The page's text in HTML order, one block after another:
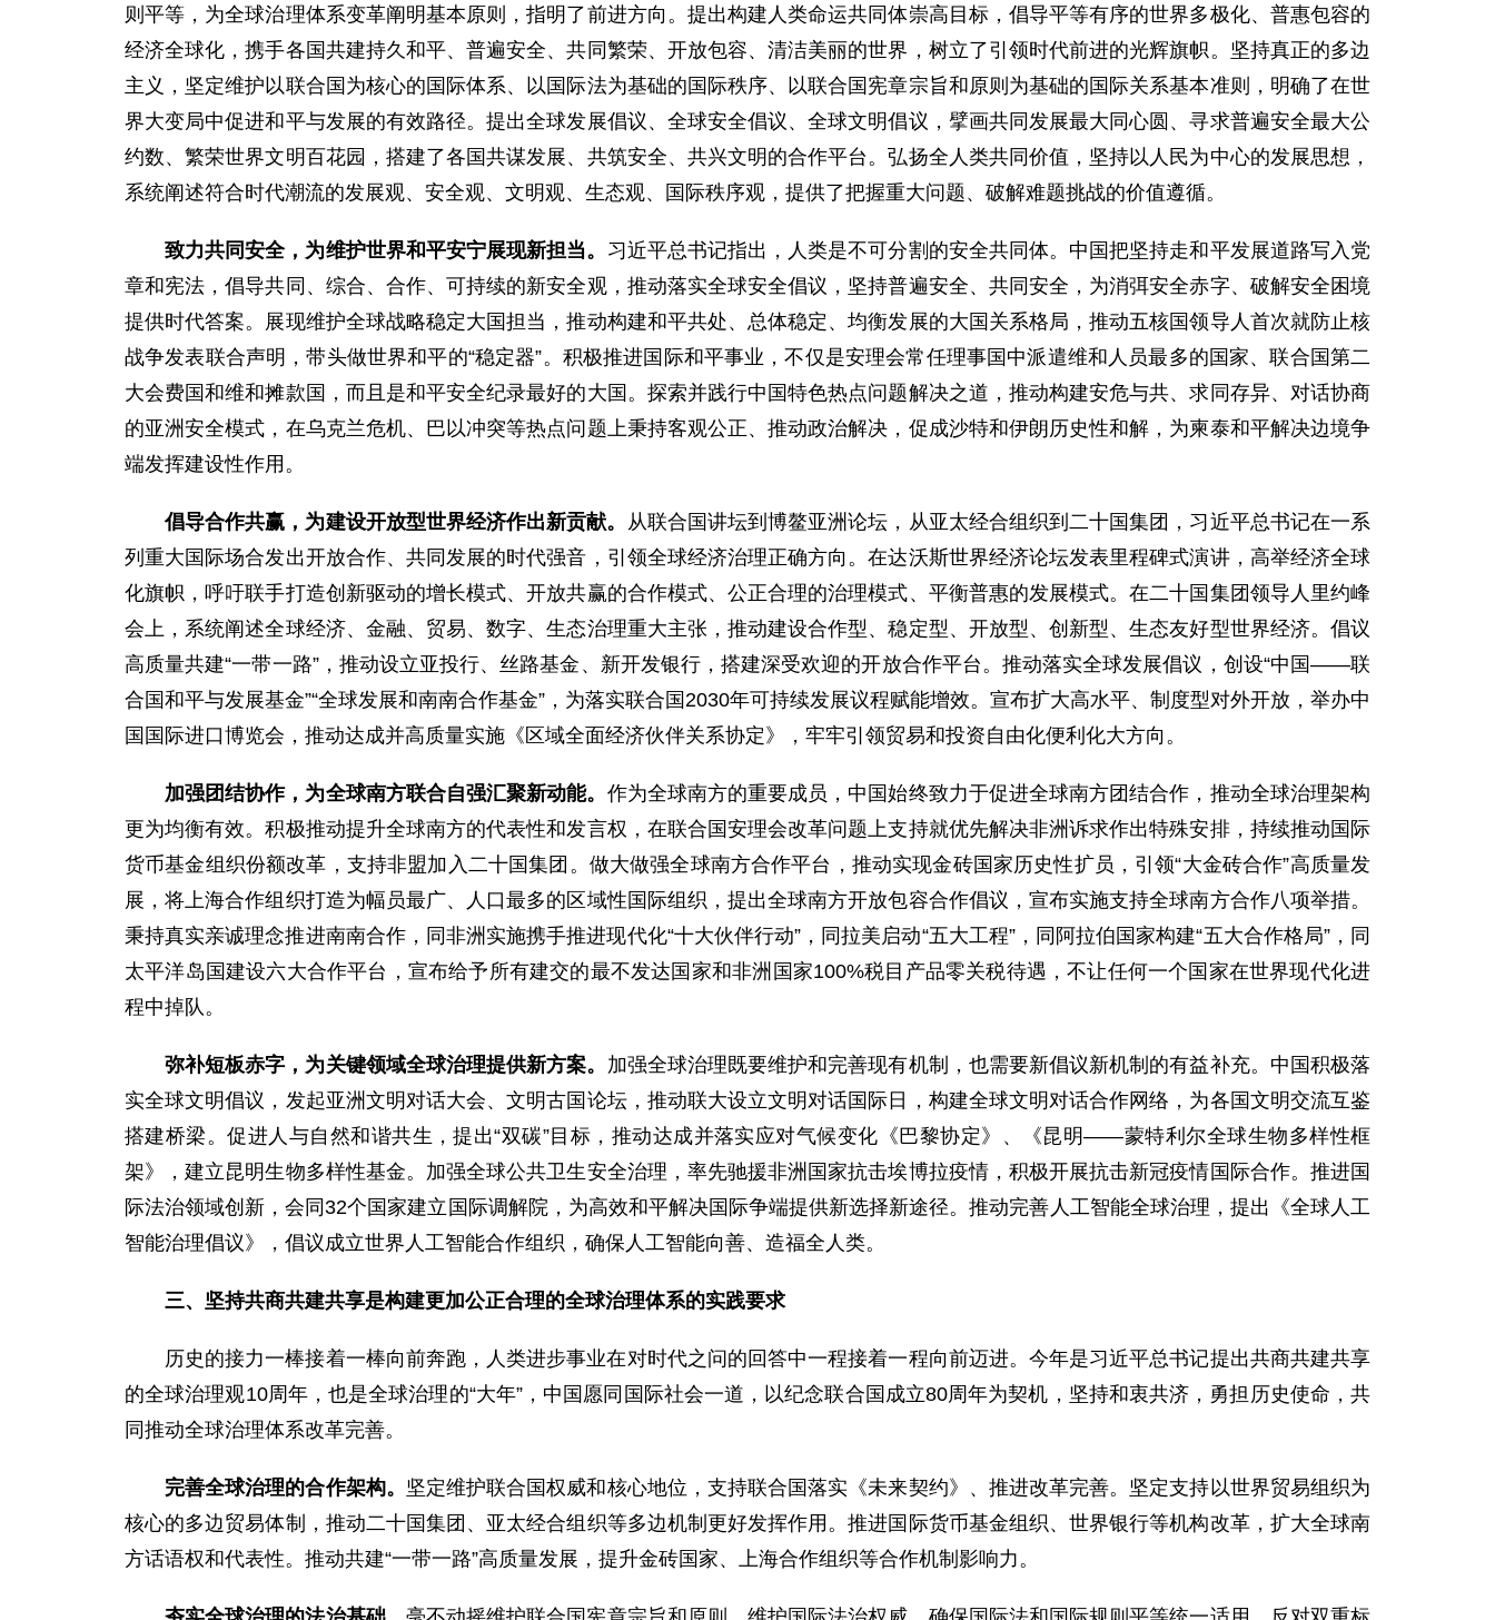
则平等，为全球治理体系变革阐明基本原则，指明了前进方向。提出构建人类命运共同体崇高目标，倡导平等有序的世界多极化、普惠包容的
经济全球化，携手各国共建持久和平、普遍安全、共同繁荣、开放包容、清洁美丽的世界，树立了引领时代前进的光辉旗帜。坚持真正的多边
主义，坚定维护以联合国为核心的国际体系、以国际法为基础的国际秩序、以联合国宪章宗旨和原则为基础的国际关系基本准则，明确了在世
界大变局中促进和平与发展的有效路径。提出全球发展倡议、全球安全倡议、全球文明倡议，擘画共同发展最大同心圆、寻求普遍安全最大公
约数、繁荣世界文明百花园，搭建了各国共谋发展、共筑安全、共兴文明的合作平台。弘扬全人类共同价值，坚持以人民为中心的发展思想，
系统阐述符合时代潮流的发展观、安全观、文明观、生态观、国际秩序观，提供了把握重大问题、破解难题挑战的价值遵循。
致力共同安全，为维护世界和平安宁展现新担当。 习近平总书记指出，人类是不可分割的安全共同体。中国把坚持走和平发展道路写入党
章和宪法，倡导共同、综合、合作、可持续的新安全观，推动落实全球安全倡议，坚持普遍安全、共同安全，为消弭安全赤字、破解安全困境
提供时代答案。展现维护全球战略稳定大国担当，推动构建和平共处、总体稳定、均衡发展的大国关系格局，推动五核国领导人首次就防止核
战争发表联合声明，带头做世界和平的“稳定器”。积极推进国际和平事业，不仅是安理会常任理事国中派遣维和人员最多的国家、联合国第二
大会费国和维和摊款国，而且是和平安全纪录最好的大国。探索并践行中国特色热点问题解决之道，推动构建安危与共、求同存异、对话协商
的亚洲安全模式，在乌克兰危机、巴以冲突等热点问题上秉持客观公正、推动政治解决，促成沙特和伊朗历史性和解，为柬泰和平解决边境争
端发挥建设性作用。
倡导合作共赢，为建设开放型世界经济作出新贡献。 从联合国讲坛到博鳌亚洲论坛，从亚太经合组织到二十国集团，习近平总书记在一系
列重大国际场合发出开放合作、共同发展的时代强音，引领全球经济治理正确方向。在达沃斯世界经济论坛发表里程碑式演讲，高举经济全球
化旗帜，呼吁联手打造创新驱动的增长模式、开放共赢的合作模式、公正合理的治理模式、平衡普惠的发展模式。在二十国集团领导人里约峰
会上，系统阐述全球经济、金融、贸易、数字、生态治理重大主张，推动建设合作型、稳定型、开放型、创新型、生态友好型世界经济。倡议
高质量共建“一带一路”，推动设立亚投行、丝路基金、新开发银行，搭建深受欢迎的开放合作平台。推动落实全球发展倡议，创设“中国——联
合国和平与发展基金”“全球发展和南南合作基金”，为落实联合国2030年可持续发展议程赋能增效。宣布扩大高水平、制度型对外开放，举办中
国国际进口博览会，推动达成并高质量实施《区域全面经济伙伴关系协定》，牢牢引领贸易和投资自由化便利化大方向。
加强团结协作，为全球南方联合自强汇聚新动能。 作为全球南方的重要成员，中国始终致力于促进全球南方团结合作，推动全球治理架构
更为均衡有效。积极推动提升全球南方的代表性和发言权，在联合国安理会改革问题上支持就优先解决非洲诉求作出特殊安排，持续推动国际
货币基金组织份额改革，支持非盟加入二十国集团。做大做强全球南方合作平台，推动实现金砖国家历史性扩员，引领“大金砖合作”高质量发
展，将上海合作组织打造为幅员最广、人口最多的区域性国际组织，提出全球南方开放包容合作倡议，宣布实施支持全球南方合作八项举措。
秉持真实亲诚理念推进南南合作，同非洲实施携手推进现代化“十大伙伴行动”，同拉美启动“五大工程”，同阿拉伯国家构建“五大合作格局”，同
太平洋岛国建设六大合作平台，宣布给予所有建交的最不发达国家和非洲国家100%税目产品零关税待遇，不让任何一个国家在世界现代化进
程中掉队。
弥补短板赤字，为关键领域全球治理提供新方案。 加强全球治理既要维护和完善现有机制，也需要新倡议新机制的有益补充。中国积极落
实全球文明倡议，发起亚洲文明对话大会、文明古国论坛，推动联大设立文明对话国际日，构建全球文明对话合作网络，为各国文明交流互鉴
搭建桥梁。促进人与自然和谐共生，提出“双碳”目标，推动达成并落实应对气候变化《巴黎协定》、《昆明——蒙特利尔全球生物多样性框
架》，建立昆明生物多样性基金。加强全球公共卫生安全治理，率先驰援非洲国家抗击埃博拉疫情，积极开展抗击新冠疫情国际合作。推进国
际法治领域创新，会同32个国家建立国际调解院，为高效和平解决国际争端提供新选择新途径。推动完善人工智能全球治理，提出《全球人工
智能治理倡议》，倡议成立世界人工智能合作组织，确保人工智能向善、造福全人类。
三、坚持共商共建共享是构建更加公正合理的全球治理体系的实践要求
历史的接力一棒接着一棒向前奔跑，人类进步事业在对时代之问的回答中一程接着一程向前迈进。今年是习近平总书记提出共商共建共享
的全球治理观10周年，也是全球治理的“大年”，中国愿同国际社会一道，以纪念联合国成立80周年为契机，坚持和衷共济，勇担历史使命，共
同推动全球治理体系改革完善。
完善全球治理的合作架构。 坚定维护联合国权威和核心地位，支持联合国落实《未来契约》、推进改革完善。坚定支持以世界贸易组织为
核心的多边贸易体制，推动二十国集团、亚太经合组织等多边机制更好发挥作用。推进国际货币基金组织、世界银行等机构改革，扩大全球南
方话语权和代表性。推动共建“一带一路”高质量发展，提升金砖国家、上海合作组织等合作机制影响力。